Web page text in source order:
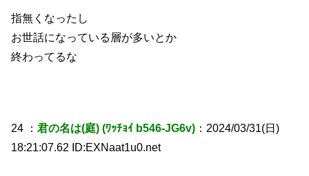
指無くなったし
お世話になっている層が多いとか
終わってるな
24 ：君の名は(庭) (ﾜｯﾁｮｲ b546-JG6v) ：2024/03/31(日)
18:21:07.62 ID:EXNaat1u0.net